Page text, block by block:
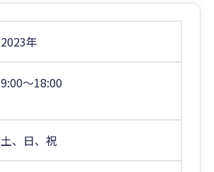
2023年
9:00〜18:00
土、日、祝